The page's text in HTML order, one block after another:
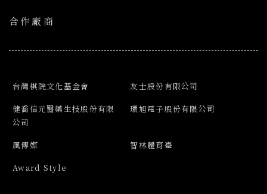
合作廠商
台灣棋院文化基金會
友士股份有限公司
健喬信元醫藥生技股份有限
公司
環旭電子股份有限公司
風傳媒
智林體育臺
Award Style